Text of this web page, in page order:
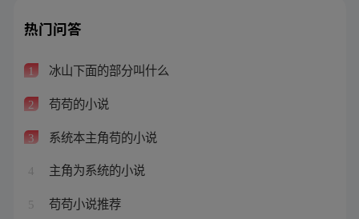
热门问答
1 冰山下面的部分叫什么
2 苟苟的小说
3 系统本主角苟的小说
4 主角为系统的小说
5 苟苟小说推荐